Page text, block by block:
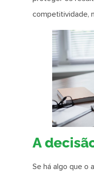
competitividade,
A
Se há algo que o